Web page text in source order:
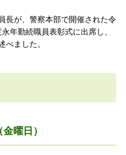
長が、警察本部で開催された令
年勤続職員表彰式に出席し、
べました。
曜日）